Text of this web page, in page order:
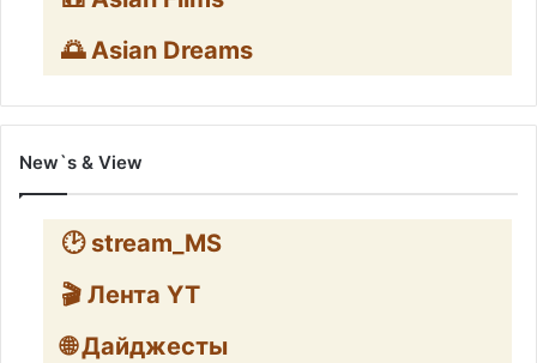
🌅 Asian Dreams
New`s & View
🕑 stream_MS
🎬 Лента YT
🌐 Дайджесты